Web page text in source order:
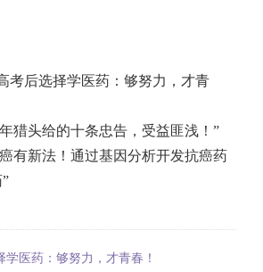
考后选择学医药：够努力，才青
猎头给的十条忠告，受益匪浅！”
有新法！通过基因分析开发抗癌药
学医药：够努力，才青春！